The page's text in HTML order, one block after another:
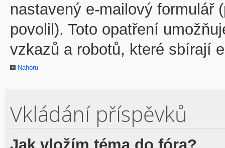
nastavený e-mailový formulář
povolil). Toto opatření
vzkazů a robotů, které sbírají
Nahoru
Vkládání příspěvků